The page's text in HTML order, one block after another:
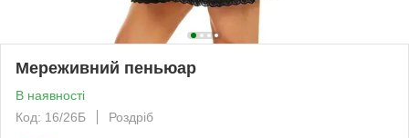
Мереживний пеньюар
В наявності
Код: 16/26Б
Роздріб